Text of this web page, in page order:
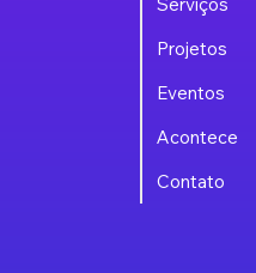
Serviços
Projetos
Eventos
Acontece
Contato